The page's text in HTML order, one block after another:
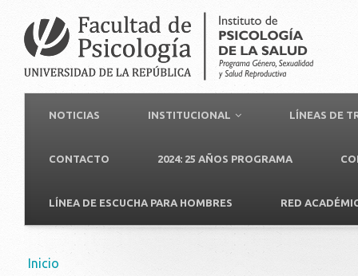
NOTICIAS INSTITUCIONAL LÍNEAS DE
CONTACTO 2024: 25 AÑOS PROGRAMA
LÍNEA DE ESCUCHA PARA HOMBRES RED
Usted está aquí
Inicio